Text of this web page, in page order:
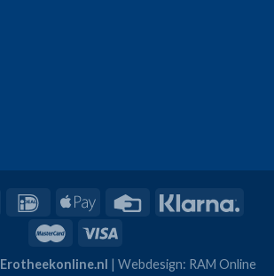
Erotheekonline.nl | Webdesign: RAM Online